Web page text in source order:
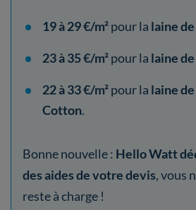
19 à 29 €/m²pour la laine
23 à 35 €/m²pour la laine
22 à 33 €/m²pour la laine
Cotton.
Bonne nouvelle : Hello Watt
des aides de votre devis, vous
reste à charge !